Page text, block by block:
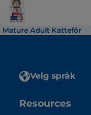
Mature Adult Kattefôr
Velg språk
Resources